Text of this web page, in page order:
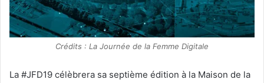
Crédits : La Journée de la Femme Digitale
La #JFD19 célèbrera sa septième édition à la Maison de la